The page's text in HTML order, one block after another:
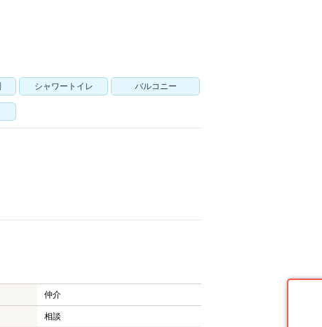
シャワートイレ バルコニー
仲介
相談